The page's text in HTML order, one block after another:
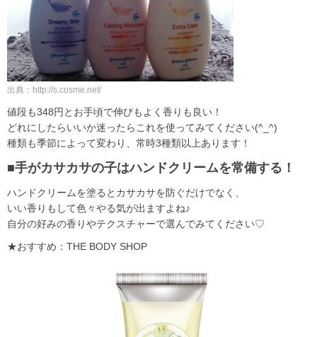
出典：http://s.cosme.net/
値段も348円とお手頃で伸びもよく香りも良い！
どれにしたらいいか迷ったらこれを使ってみてください(^_^)
種類も季節によって変わり、常時3種類以上あります！
■手がカサカサの子はハンドクリームを常備する！
ハンドクリームを塗るとカサカサを防ぐだけでなく、
いい香りもして色々やる気が出ますよね♪
自分の好みの香りやテクスチャーで選んでみてください♡
★おすすめ：THE BODY SHOP